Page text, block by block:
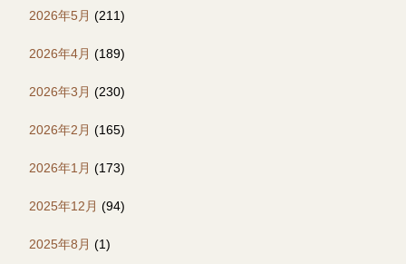
2026年5月 (211)
2026年4月 (189)
2026年3月 (230)
2026年2月 (165)
2026年1月 (173)
2025年12月 (94)
2025年8月 (1)